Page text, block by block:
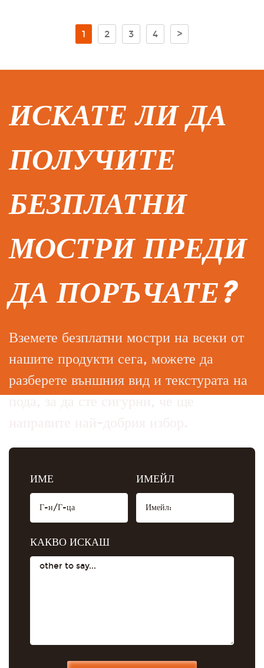
1 2 3 4 >
ИСКАТЕ ЛИ ДА
ПОЛУЧИТЕ
БЕЗПЛАТНИ
МОСТРИ ПРЕДИ
ДА ПОРЪЧАТЕ?
Вземете безплатни мостри на всеки от
нашите продукти сега, можете да
разберете външния вид и текстурата на
ИМЕ ИМЕЙЛ
КАКВО ИСКАШ